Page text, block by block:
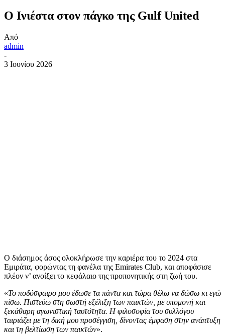
Ο Ινιέστα στον πάγκο της Gulf United
Από
admin
-
3 Ιουνίου 2026
Ο διάσημος άσος ολοκλήρωσε την καριέρα του το 2024 στα
Εμιράτα, φορώντας τη φανέλα της Emirates Club, και αποφάσισε
πλέον ν’ ανοίξει το κεφάλαιο της προπονητικής στη ζωή του.
«Το ποδόσφαιρο μου έδωσε τα πάντα και τώρα θέλω να δώσω κι εγώ
πίσω. Πιστεύω στη σωστή εξέλιξη των παικτών, με υπομονή και
ξεκάθαρη αγωνιστική ταυτότητα. Η φιλοσοφία του συλλόγου
ταιριάζει με τη δική μου προσέγγιση, δίνοντας έμφαση στην ανάπτυξη
και τη βελτίωση των παικτών».